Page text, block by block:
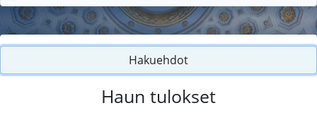
Hakuehdot
Haun tulokset